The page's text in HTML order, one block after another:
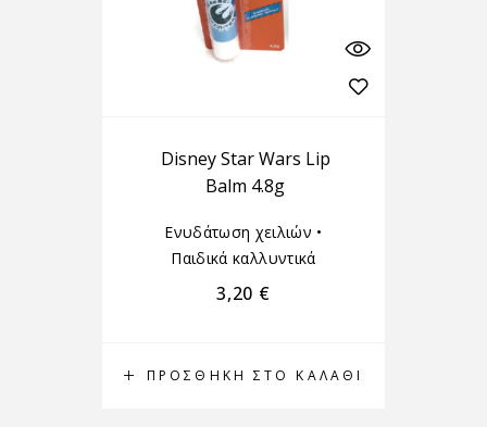
ΠΡΟΣΘΉΚΗ ΣΤΟ ΚΑΛΆΘΙ
Disney Star Wars Lip
Balm 4.8g
Ενυδάτωση χειλιών •
Παιδικά καλλυντικά
3,20 €